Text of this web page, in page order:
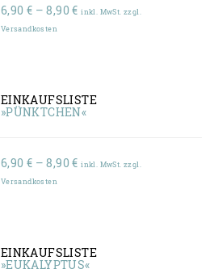
6,90 € –8,90€Preisspanne:
inkl. MwSt. zzgl.
Versandkosten
EINKAUFSLISTE
»PÜNKTCHEN«
6,90 € –8,90€Preisspanne:
inkl. MwSt. zzgl.
Versandkosten
EINKAUFSLISTE
»EUKALYPTUS«